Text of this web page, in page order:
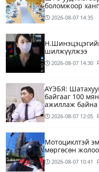
боломжоор
2026-08-07 14:35
шилжүүлжээ
2026-08-07 14:30
АҮЭБЯ:
байгааг 100
ажиллаж байна
2026-08-07 12:05
Мотоциклтэй
мөргөсөн
2026-08-07 10:41